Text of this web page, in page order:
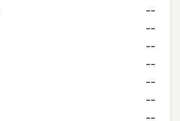
--
--
--
--
--
--
--